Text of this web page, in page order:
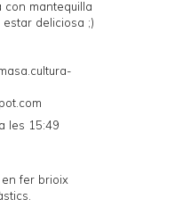
con mantequilla
deliciosa ;)
les 15:49
fer brioix